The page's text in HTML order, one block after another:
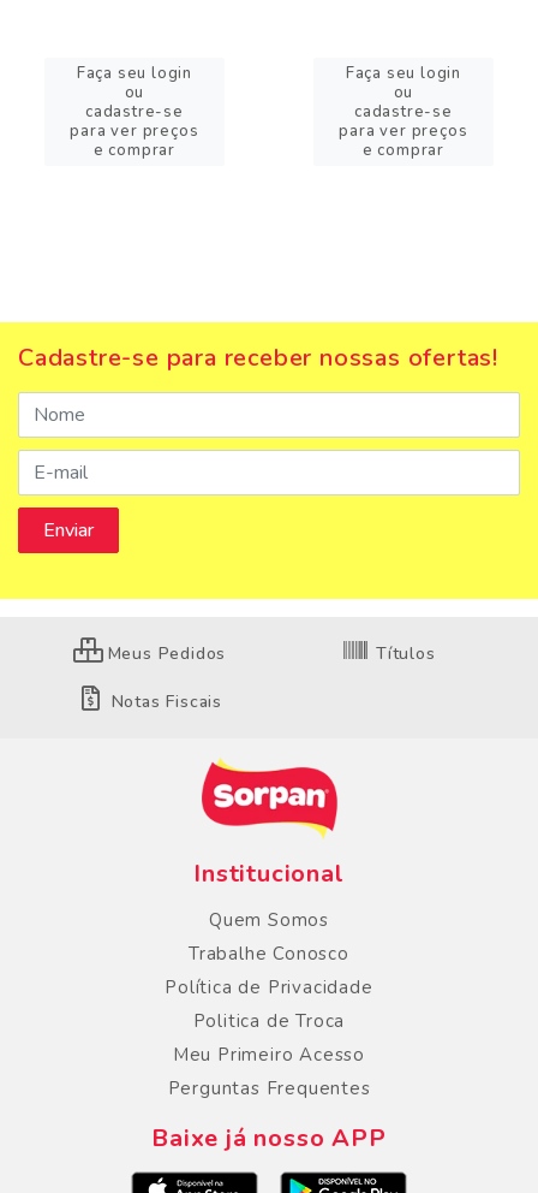
Faça seu login
ou
cadastre-se
para ver preços
e comprar
Faça seu login
ou
cadastre-se
para ver preços
e comprar
Cadastre-se para receber nossas ofertas!
Meus Pedidos Títulos
Notas Fiscais
Institucional
Quem Somos
Trabalhe Conosco
Política de Privacidade
Politica de Troca
Meu Primeiro Acesso
Perguntas Frequentes
Baixe já nosso APP